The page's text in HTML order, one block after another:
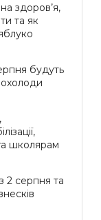
здоров’я,
та як
будуть
школярам
2 серпня та